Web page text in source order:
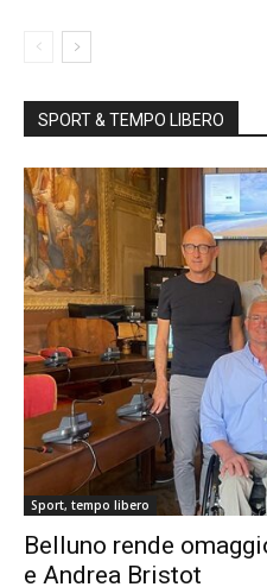
SPORT & TEMPO LIBERO
Sport, tempo libero
Belluno rende
e Andrea Bristot